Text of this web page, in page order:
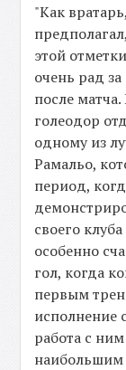
"Как
этой
очень рад
после
голеодор
одному из
Рамальо,
период,
своего
особенно
гол, когда
первым
исполнение
работа с
наибольшим